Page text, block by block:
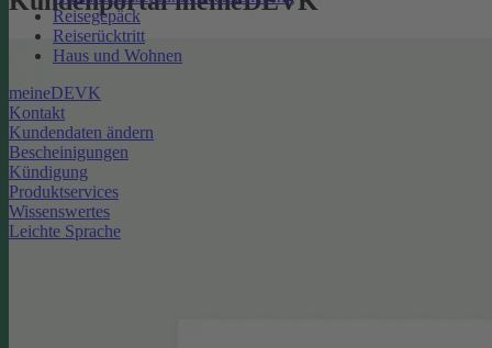
Reisegepäck
Reiserücktritt
Haus und Wohnen
meineDEVK
Kontakt
Kundendaten ändern
Bescheinigungen
Kündigung
Produktservices
Wissenswertes
Leichte Sprache